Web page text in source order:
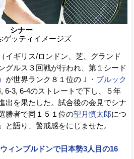
シナー
ゲッティイメージズ
イギリス/ロンドン、芝、グランド
グルス３回戦が行われ、第１シード
が世界ランク８１位の Ｊ・ブルック
6-3, 6-4のストレートで下し、５年
出を果たした。試合後の会見でシナ
勝者で同１５１位の望月慎太郎につ
と語り、警戒感をにじませた。
ィンブルドンで日本勢3人目の16